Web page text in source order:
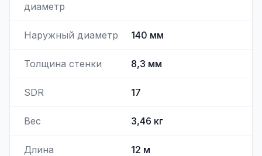
диаметр
Наружный диаметр 140 мм
Толщина стенки 8,3 мм
SDR 17
Вес 3,46 кг
Длина 12 м